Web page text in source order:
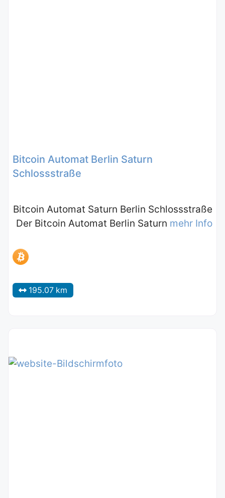
Bitcoin Automat Berlin Saturn
Schlossstraße
Bitcoin Automat Saturn Berlin Schlossstraße
Der Bitcoin Automat Berlin Saturn mehr Info
195.07 km